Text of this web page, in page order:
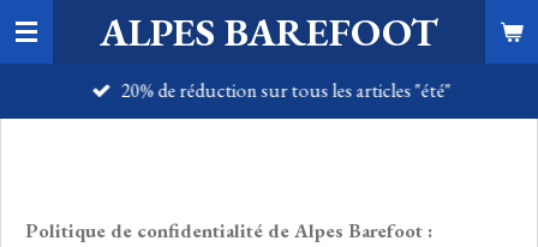
Passer
au
ALPES BAREFOOT
20% de réduction sur tous les articles "été"
Politique de confidentialité de Alpes Barefoot :